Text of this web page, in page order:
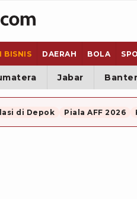
BISNIS DAERAH BOLA
Jabar
di Depok Piala AFF 2026